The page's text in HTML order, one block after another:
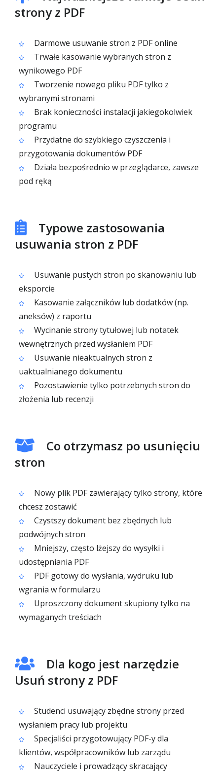
strony z PDF
Darmowe usuwanie stron z PDF online
Trwałe kasowanie wybranych stron z
wynikowego PDF
Tworzenie nowego pliku PDF tylko z
wybranymi stronami
Brak konieczności instalacji jakiegokolwiek
programu
Przydatne do szybkiego czyszczenia i
przygotowania dokumentów PDF
Działa bezpośrednio w przeglądarce, zawsze
pod ręką
Typowe zastosowania
usuwania stron z PDF
Usuwanie pustych stron po skanowaniu lub
eksporcie
Kasowanie załączników lub dodatków (np.
aneksów) z raportu
Wycinanie strony tytułowej lub notatek
wewnętrznych przed wysłaniem PDF
Usuwanie nieaktualnych stron z
uaktualnianego dokumentu
Pozostawienie tylko potrzebnych stron do
złożenia lub recenzji
Co otrzymasz po usunięciu
stron
Nowy plik PDF zawierający tylko strony, które
chcesz zostawić
Czystszy dokument bez zbędnych lub
podwójnych stron
Mniejszy, często lżejszy do wysyłki i
udostępniania PDF
PDF gotowy do wysłania, wydruku lub
wgrania w formularzu
Uproszczony dokument skupiony tylko na
wymaganych treściach
Dla kogo jest narzędzie
Usuń strony z PDF
Studenci usuwający zbędne strony przed
wysłaniem pracy lub projektu
Specjaliści przygotowujący PDF-y dla
klientów, współpracowników lub zarządu
Nauczyciele i prowadzący skracający